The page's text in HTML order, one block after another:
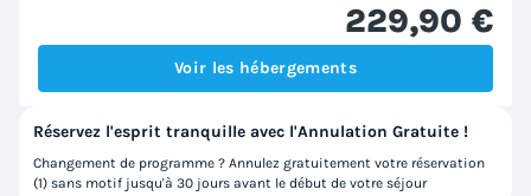
229,90 €
Voir les hébergements
Réservez l'esprit tranquille avec l'Annulation Gratuite !
Changement de programme ? Annulez gratuitement votre réservation
(1) sans motif jusqu'à 30 jours avant le début de votre séjour